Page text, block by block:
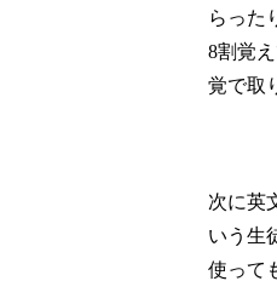
らった
8割覚
覚で取
次に英
いう生
使って